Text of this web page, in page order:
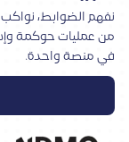
نفهم الضوابط، نواكب
من عمليات حوكمة
في منصة واحدة.